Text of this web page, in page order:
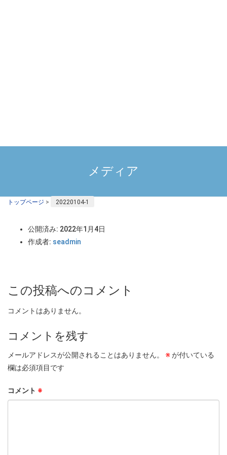
メディア
トップページ > 20220104-1
公開済み: 2022年1月4日
作成者: seadmin
この投稿へのコメント
コメントはありません。
コメントを残す
メールアドレスが公開されることはありません。 ※が付いている
欄は必須項目です
コメント ※